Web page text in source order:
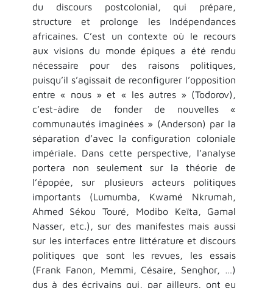
du discours postcolonial, qui prépare,
structure et prolonge les Indépendances
africaines. C’est un contexte où le recours
aux visions du monde épiques a été rendu
nécessaire pour des raisons politiques,
puisqu’il s’agissait de reconfigurer l’opposition
entre « nous » et « les autres » (Todorov),
c’est-àdire de fonder de nouvelles «
communautés imaginées » (Anderson) par la
séparation d’avec la configuration coloniale
impériale. Dans cette perspective, l’analyse
portera non seulement sur la théorie de
l’épopée, sur plusieurs acteurs politiques
importants (Lumumba, Kwamé Nkrumah,
Ahmed Sékou Touré, Modibo Keïta, Gamal
Nasser, etc.), sur des manifestes mais aussi
sur les interfaces entre littérature et discours
politiques que sont les revues, les essais
(Frank Fanon, Memmi, Césaire, Senghor, …)
dus à des écrivains qui, par ailleurs, ont eu